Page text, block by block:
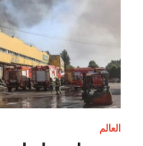
العالم